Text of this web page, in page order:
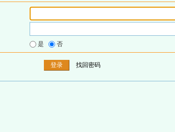
是 否
找回密码